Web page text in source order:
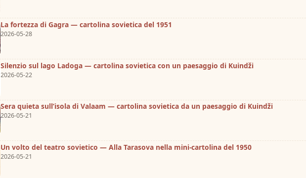
La fortezza di Gagra — cartolina sovietica del 1951
2026-05-28
Silenzio sul lago Ladoga — cartolina sovietica con un paesaggio di Kuindži
2026-05-22
Sera quieta sull’isola di Valaam — cartolina sovietica da un paesaggio di Kuindži
2026-05-21
Un volto del teatro sovietico — Alla Tarasova nella mini-cartolina del 1950
2026-05-21